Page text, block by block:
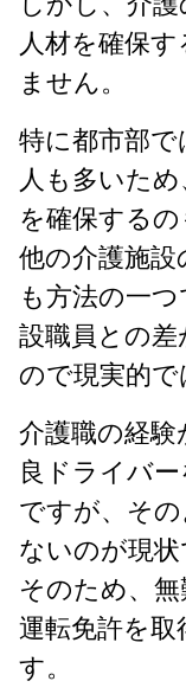
人材を確保
ません。
特に都市部
人も多いた
を確保する
他の介護施
も方法の一
設職員との
ので現実的で
介護職の経
良ドライバ
ですが、そ
ないのが現状
そのため、
運転免許を
す。